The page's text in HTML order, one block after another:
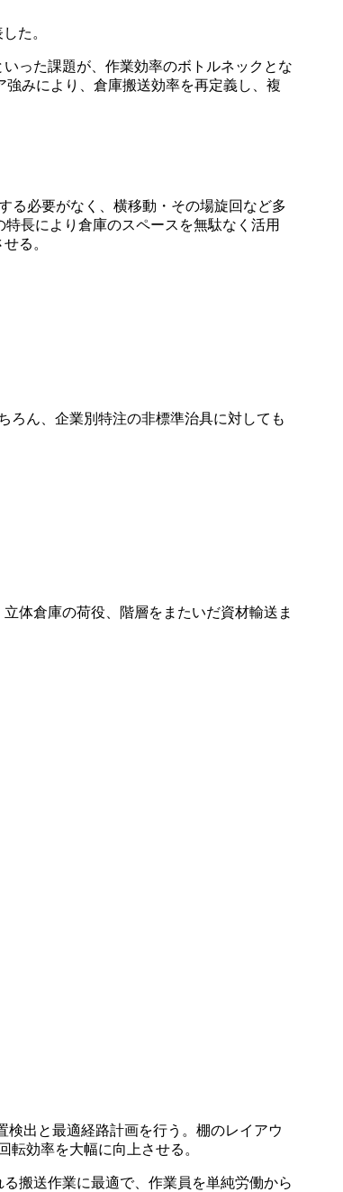
た。
った課題が、作業効率のボトルネックとな
みにより、倉庫搬送効率を再定義し、複
る必要がなく、横移動・その場旋回など多
長により倉庫のスペースを無駄なく活用
る。
ろん、企業別特注の非標準治具に対しても
体倉庫の荷役、階層をまたいだ資材輸送ま
出と最適経路計画を行う。棚のレイアウ
効率を大幅に向上させる。
搬送作業に最適で、作業員を単純労働から